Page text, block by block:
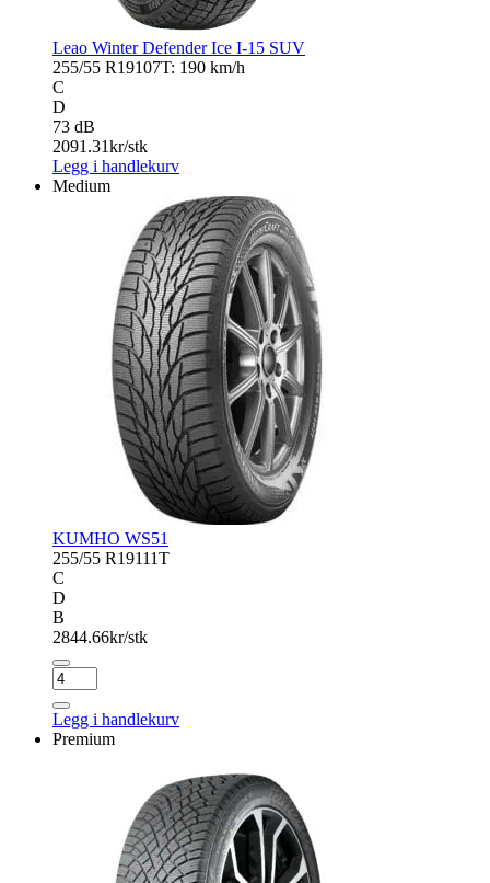
Leao Winter Defender Ice I-15 SUV
255/55 R19107T: 190 km/h
C
D
73 dB
2091.31kr/stk
Legg i handlekurv
Medium
KUMHO WS51
255/55 R19111T
C
D
B
2844.66kr/stk
KUMHO
WS51
antall
Legg i handlekurv
Premium